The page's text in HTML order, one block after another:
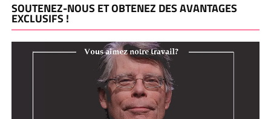
SOUTENEZ-NOUS ET OBTENEZ DES AVANTAGES
EXCLUSIFS !